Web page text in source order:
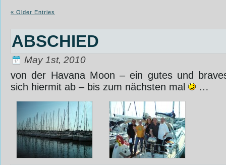
« Older Entries
ABSCHIED
May 1st, 2010
von der Havana Moon – ein gutes und
sich hiermit ab – bis zum nächsten mal
…